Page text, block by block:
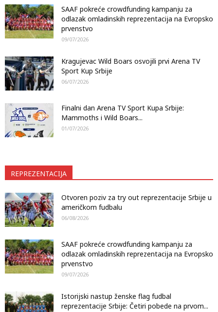
SAAF pokreće crowdfunding kampanju za
odlazak omladinskih reprezentacija na Evropsko
prvenstvo
09/07/2026
Kragujevac Wild Boars osvojili prvi Arena TV
Sport Kup Srbije
06/07/2026
Finalni dan Arena TV Sport Kupa Srbije:
Mammoths i Wild Boars...
01/07/2026
REPREZENTACIJA
Otvoren poziv za try out reprezentacije Srbije u
američkom fudbalu
06/08/2026
SAAF pokreće crowdfunding kampanju za
odlazak omladinskih reprezentacija na Evropsko
prvenstvo
09/07/2026
Istorijski nastup ženske flag fudbal
reprezentacije Srbije: Četiri pobede na prvom...